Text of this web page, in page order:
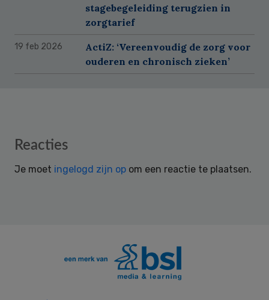
stagebegeleiding terugzien in
zorgtarief
19 feb 2026
ActiZ: ‘Vereenvoudig de zorg voor
ouderen en chronisch zieken’
Reader
Reacties
Je moet ingelogd zijn op om een reactie te plaatsen.